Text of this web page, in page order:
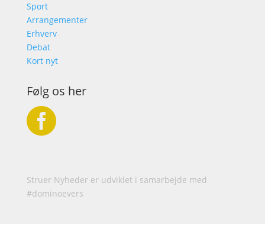
Sport
Arrangementer
Erhverv
Debat
Kort nyt
Følg os her

Struer Nyheder er udviklet i samarbejde med
#dominoevers